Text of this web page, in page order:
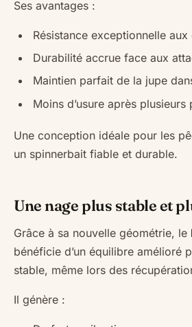
Ses avantages :
Résistance exceptionnelle
Durabilité accrue face aux
Maintien parfait de la jupe
Moins d’usure après plusieurs
Une conception idéale pour les
un spinnerbait fiable et durable.
Une nage plus stable et
Grâce à sa nouvelle géométrie, le
bénéficie d’un équilibre amélioré
stable, même lors des
Il génère :